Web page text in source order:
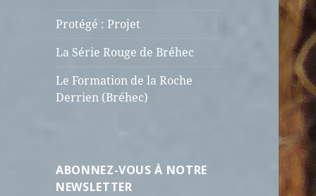
Protégé : Projet
La Série Rouge de Bréhec
Le Formation de la Roche
Derrien (Bréhec)
ABONNEZ-VOUS À NOTRE
NEWSLETTER